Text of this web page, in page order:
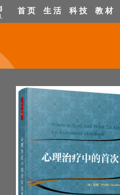
首 页 生 活 科 技 教 材